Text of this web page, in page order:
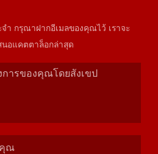
ำ กรุณาฝากอีเมลของคุณไว้ เราจะ
โดยเร็วที่สุด นำเสนอแคตตาล็อกล่าสุด